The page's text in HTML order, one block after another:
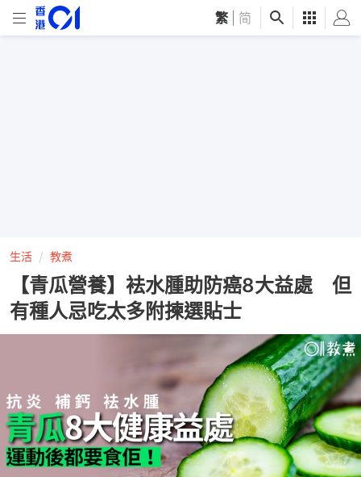
繁 简
生活 教煮
【青瓜營養】袪水腫助防癌8大益處 但
有種人忌吃太多附揀選貼士